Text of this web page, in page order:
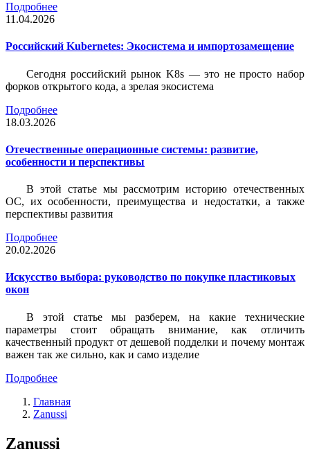
Подробнее
11.04.2026
Российский Kubernetes: Экосистема и импортозамещение
Сегодня российский рынок K8s — это не просто набор
форков открытого кода, а зрелая экосистема
Подробнее
18.03.2026
Отечественные операционные системы: развитие,
особенности и перспективы
В этой статье мы рассмотрим историю отечественных
ОС, их особенности, преимущества и недостатки, а также
перспективы развития
Подробнее
20.02.2026
Искусство выбора: руководство по покупке пластиковых
окон
В этой статье мы разберем, на какие технические
параметры стоит обращать внимание, как отличить
качественный продукт от дешевой подделки и почему монтаж
важен так же сильно, как и само изделие
Подробнее
Главная
Zanussi
Zanussi